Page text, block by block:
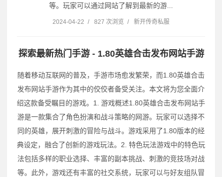
等。玩家可以通过网站了解到最新的游...
2024-04-22 / 827 次浏览 / 新开传奇私服
探索最新热门手游 - 1.80英雄合击发布网站手游
随着移动互联网的普及，手游市场愈发繁荣，而1.80英雄合击
发布网站手游作为其中的佼佼者备受关注。本文将为您全面介
绍这款备受瞩目的游戏。1. 游戏概述1.80英雄合击发布网站手
游是一款集合了角色扮演和战斗策略的网游。玩家可以选择不
同的英雄，展开刺激的冒险与战斗。游戏采用了1.80版本的经
典设定，融合了创新的游戏玩法。2. 特色玩法游戏中的特色玩
法包括多样的职业选择、丰富的副本挑战、刺激的竞技场对战
等。此外，游戏还有丰富的社交系统，玩家可以与好友组队冒